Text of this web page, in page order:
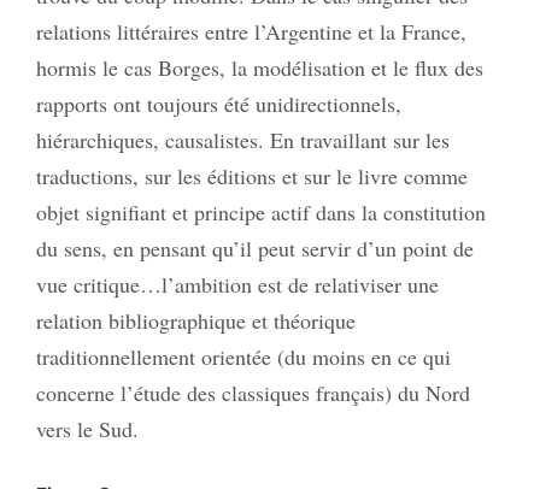
relations littéraires entre l’Argentine et la France,
hormis le cas Borges, la modélisation et le flux des
rapports ont toujours été unidirectionnels,
hiérarchiques, causalistes. En travaillant sur les
traductions, sur les éditions et sur le livre comme
objet signifiant et principe actif dans la constitution
du sens, en pensant qu’il peut servir d’un point de
vue critique…l’ambition est de relativiser une
relation bibliographique et théorique
traditionnellement orientée (du moins en ce qui
concerne l’étude des classiques français) du Nord
vers le Sud.